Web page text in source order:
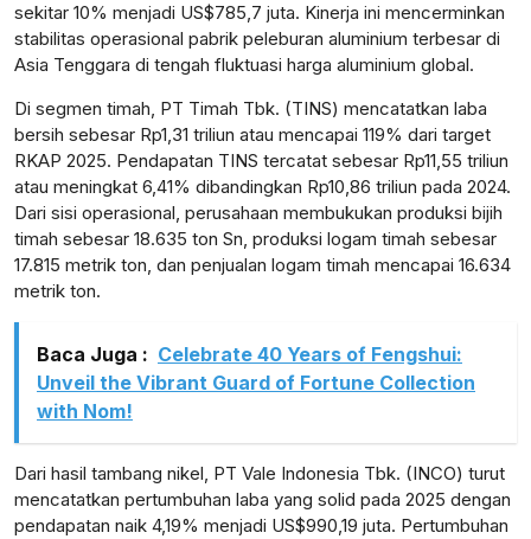
sekitar 10% menjadi US$785,7 juta. Kinerja ini mencerminkan
stabilitas operasional pabrik peleburan aluminium terbesar di
Asia Tenggara di tengah fluktuasi harga aluminium global.
Di segmen timah, PT Timah Tbk. (TINS) mencatatkan laba
bersih sebesar Rp1,31 triliun atau mencapai 119% dari target
RKAP 2025. Pendapatan TINS tercatat sebesar Rp11,55 triliun
atau meningkat 6,41% dibandingkan Rp10,86 triliun pada 2024.
Dari sisi operasional, perusahaan membukukan produksi bijih
timah sebesar 18.635 ton Sn, produksi logam timah sebesar
17.815 metrik ton, dan penjualan logam timah mencapai 16.634
metrik ton.
Baca Juga : Celebrate 40 Years of Fengshui:
Unveil the Vibrant Guard of Fortune Collection
with Nom!
Dari hasil tambang nikel, PT Vale Indonesia Tbk. (INCO) turut
mencatatkan pertumbuhan laba yang solid pada 2025 dengan
pendapatan naik 4,19% menjadi US$990,19 juta. Pertumbuhan